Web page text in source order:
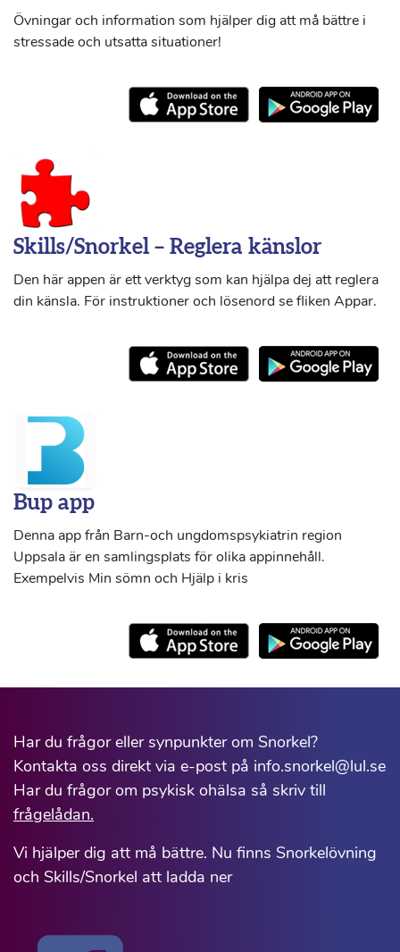
Övningar och information som hjälper dig att må bättre i
stressade och utsatta situationer!
Skills/Snorkel – Reglera känslor
Den här appen är ett verktyg som kan hjälpa dej att reglera
din känsla. För instruktioner och lösenord se fliken Appar.
Bup app
Denna app från Barn-och ungdomspsykiatrin region
Uppsala är en samlingsplats för olika appinnehåll.
Exempelvis Min sömn och Hjälp i kris
Har du frågor eller synpunkter om Snorkel?
Kontakta oss direkt via e-post på info.snorkel@lul.se
Har du frågor om psykisk ohälsa så skriv till
frågelådan.
Vi hjälper dig att må bättre. Nu finns Snorkelövning
och Skills/Snorkel att ladda ner